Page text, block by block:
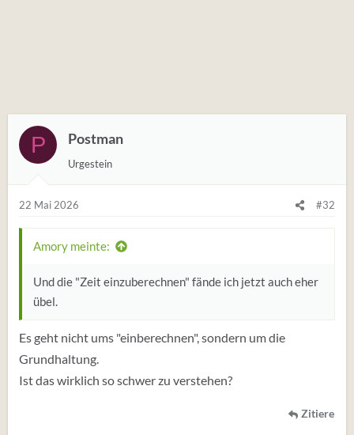
P Postman
Urgestein
22 Mai 2026 #32
Amory meinte:
Und die "Zeit einzuberechnen" fände ich jetzt auch eher
übel.
Es geht nicht ums "einberechnen", sondern um die
Grundhaltung.
Ist das wirklich so schwer zu verstehen?
Zitiere